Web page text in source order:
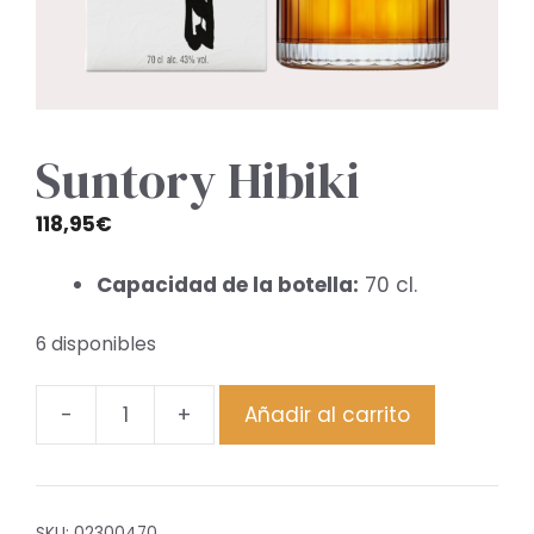
Suntory Hibiki
118,95€
Capacidad de la botella: 70 cl.
6 disponibles
-
Suntory
cantidad
+ Añadir al carrito